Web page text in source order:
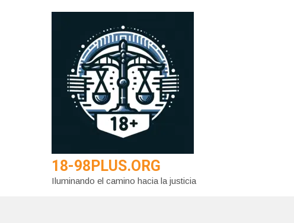
18-98PLUS.ORG
Iluminando el camino hacia la justicia